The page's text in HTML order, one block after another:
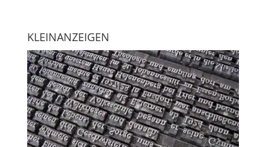
KLEINANZEIGEN